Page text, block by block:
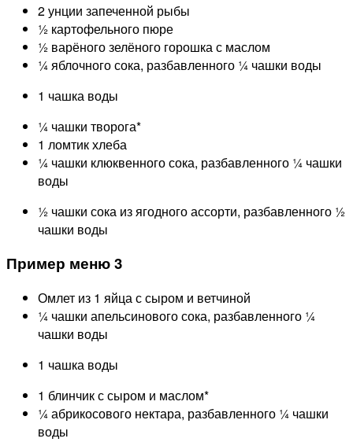
2 унции запеченной рыбы
½ картофельного пюре
½ варёного зелёного горошка с маслом
¼ яблочного сока, разбавленного ¼ чашки воды
1 чашка воды
¼ чашки творога*
1 ломтик хлеба
¼ чашки клюквенного сока, разбавленного ¼ чашки
воды
½ чашки сока из ягодного ассорти, разбавленного ½
чашки воды
Пример меню 3
Омлет из 1 яйца с сыром и ветчиной
¼ чашки апельсинового сока, разбавленного ¼
чашки воды
1 чашка воды
1 блинчик с сыром и маслом*
¼ абрикосового нектара, разбавленного ¼ чашки
воды